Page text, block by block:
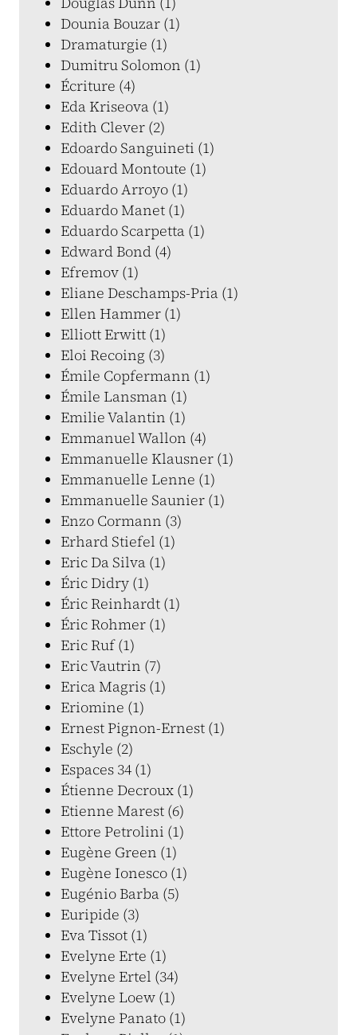
Dounia Bouzar (1)
Dramaturgie (1)
Dumitru Solomon (1)
Écriture (4)
Eda Kriseova (1)
Edith Clever (2)
Edoardo Sanguineti (1)
Edouard Montoute (1)
Eduardo Arroyo (1)
Eduardo Manet (1)
Eduardo Scarpetta (1)
Edward Bond (4)
Efremov (1)
Eliane Deschamps-Pria (1)
Ellen Hammer (1)
Elliott Erwitt (1)
Eloi Recoing (3)
Émile Copfermann (1)
Émile Lansman (1)
Emilie Valantin (1)
Emmanuel Wallon (4)
Emmanuelle Klausner (1)
Emmanuelle Lenne (1)
Emmanuelle Saunier (1)
Enzo Cormann (3)
Erhard Stiefel (1)
Eric Da Silva (1)
Éric Didry (1)
Éric Reinhardt (1)
Éric Rohmer (1)
Eric Ruf (1)
Eric Vautrin (7)
Erica Magris (1)
Eriomine (1)
Ernest Pignon-Ernest (1)
Eschyle (2)
Espaces 34 (1)
Étienne Decroux (1)
Etienne Marest (6)
Ettore Petrolini (1)
Eugène Green (1)
Eugène Ionesco (1)
Eugénio Barba (5)
Euripide (3)
Eva Tissot (1)
Evelyne Erte (1)
Evelyne Ertel (34)
Evelyne Loew (1)
Evelyne Panato (1)